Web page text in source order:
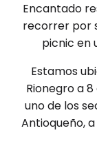
Encantado
recorrer por
picnic en
Estamos
Rionegro a
uno de los
Antioqueño,